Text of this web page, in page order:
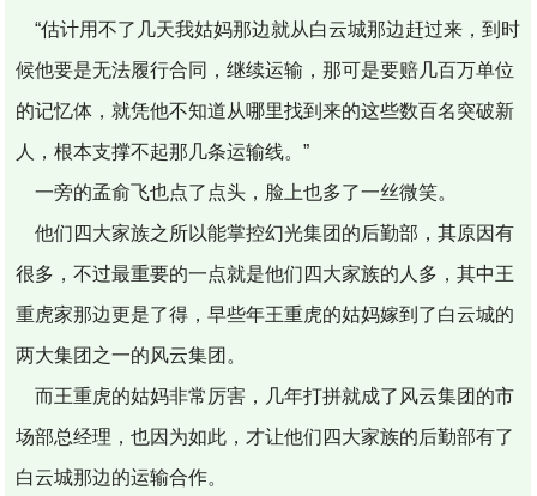
“估计用不了几天我姑妈那边就从白云城那边赶过来，到时
候他要是无法履行合同，继续运输，那可是要赔几百万单位
的记忆体，就凭他不知道从哪里找到来的这些数百名突破新
人，根本支撑不起那几条运输线。”
一旁的孟俞飞也点了点头，脸上也多了一丝微笑。
他们四大家族之所以能掌控幻光集团的后勤部，其原因有
很多，不过最重要的一点就是他们四大家族的人多，其中王
重虎家那边更是了得，早些年王重虎的姑妈嫁到了白云城的
两大集团之一的风云集团。
而王重虎的姑妈非常厉害，几年打拼就成了风云集团的市
场部总经理，也因为如此，才让他们四大家族的后勤部有了
白云城那边的运输合作。